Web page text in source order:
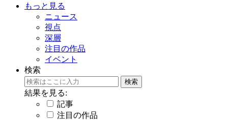
もっと見る
ニュース
視点
深層
注目の作品
イベント
検索
結果を見る:
記事
注目の作品